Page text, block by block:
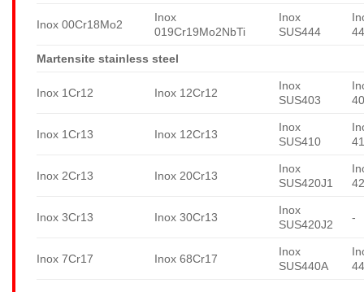
Inox 00Cr18Mo2
Inox
019Cr19Mo2NbTi
Inox
SUS444
Martensite stainless steel
Inox 1Cr12 Inox 12Cr12
Inox
SUS403
Inox 1Cr13 Inox 12Cr13
Inox
SUS410
Inox 2Cr13 Inox 20Cr13
Inox
SUS420J1
Inox 3Cr13 Inox 30Cr13
Inox
SUS420J2
-
Inox 7Cr17 Inox 68Cr17
Inox
SUS440A